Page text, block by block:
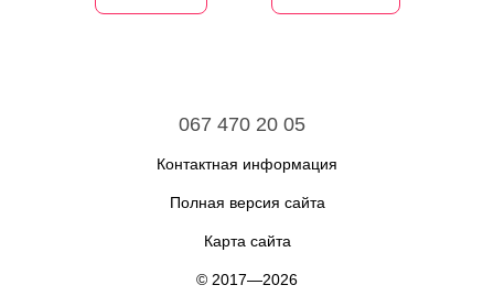
067 470 20 05
Контактная информация
Полная версия сайта
Карта сайта
© 2017—2026